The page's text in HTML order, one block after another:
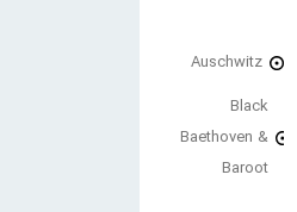
Auschwitz
Black
Baethoven &
Baroot